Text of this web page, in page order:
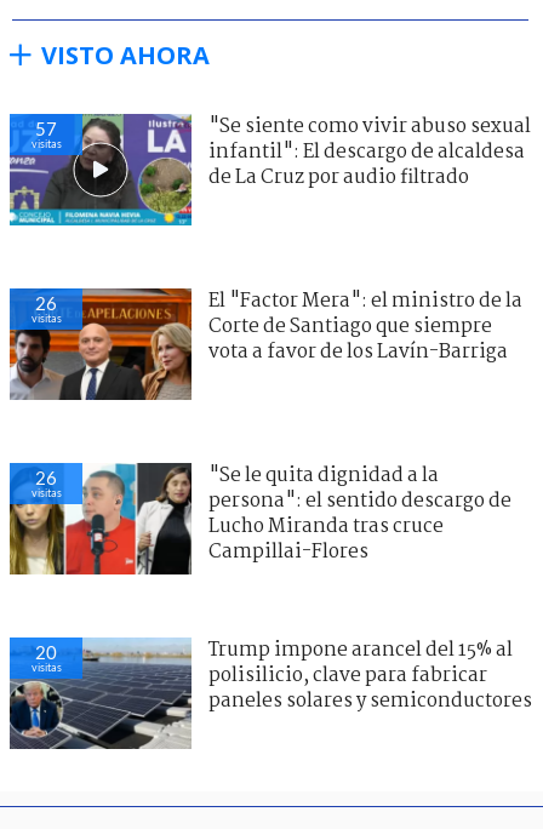
VISTO AHORA
57
visitas
"Se siente como vivir abuso sexual
infantil": El descargo de alcaldesa
de La Cruz por audio filtrado
26
visitas
El "Factor Mera": el ministro de la
Corte de Santiago que siempre
vota a favor de los Lavín-Barriga
26
visitas
"Se le quita dignidad a la
persona": el sentido descargo de
Lucho Miranda tras cruce
Campillai-Flores
20
visitas
Trump impone arancel del 15% al
polisilicio, clave para fabricar
paneles solares y semiconductores